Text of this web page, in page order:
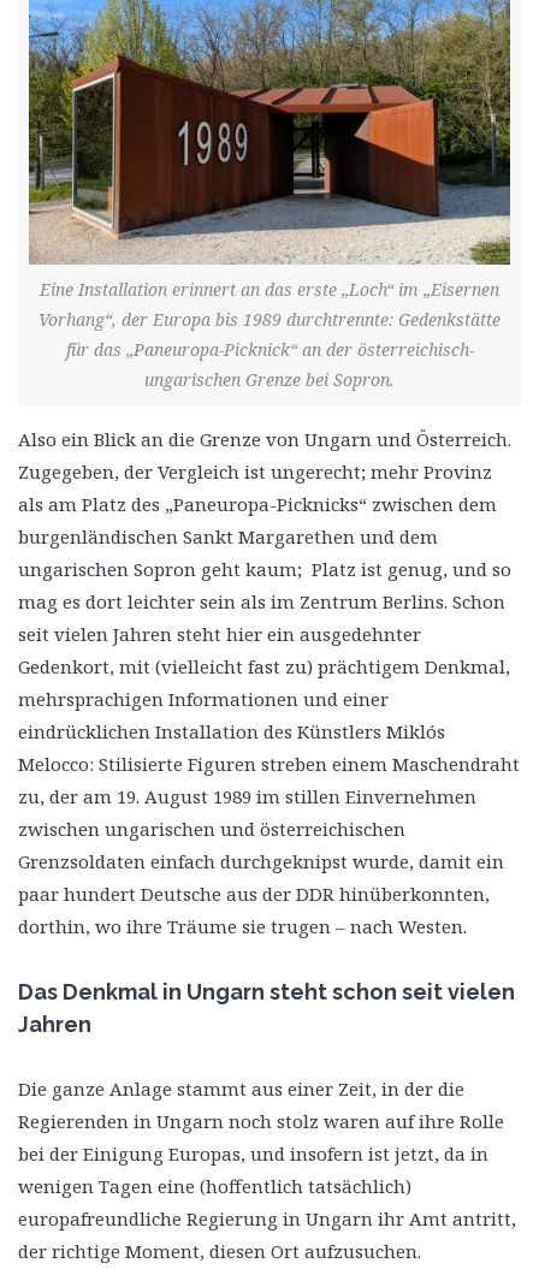
Eine Installation erinnert an das erste „Loch“ im „Eisernen
Vorhang“, der Europa bis 1989 durchtrennte: Gedenkstätte
für das „Paneuropa-Picknick“ an der österreichisch-
ungarischen Grenze bei Sopron.
Also ein Blick an die Grenze von Ungarn und Österreich.
Zugegeben, der Vergleich ist ungerecht; mehr Provinz
als am Platz des „Paneuropa-Picknicks“ zwischen dem
burgenländischen Sankt Margarethen und dem
ungarischen Sopron geht kaum; Platz ist genug, und so
mag es dort leichter sein als im Zentrum Berlins. Schon
seit vielen Jahren steht hier ein ausgedehnter
Gedenkort, mit (vielleicht fast zu) prächtigem Denkmal,
mehrsprachigen Informationen und einer
eindrücklichen Installation des Künstlers Miklós
Melocco: Stilisierte Figuren streben einem Maschendraht
zu, der am 19. August 1989 im stillen Einvernehmen
zwischen ungarischen und österreichischen
Grenzsoldaten einfach durchgeknipst wurde, damit ein
paar hundert Deutsche aus der DDR hinüberkonnten,
dorthin, wo ihre Träume sie trugen – nach Westen.
Das Denkmal in Ungarn steht schon seit vielen
Jahren
Die ganze Anlage stammt aus einer Zeit, in der die
Regierenden in Ungarn noch stolz waren auf ihre Rolle
bei der Einigung Europas, und insofern ist jetzt, da in
wenigen Tagen eine (hoffentlich tatsächlich)
europafreundliche Regierung in Ungarn ihr Amt antritt,
der richtige Moment, diesen Ort aufzusuchen.